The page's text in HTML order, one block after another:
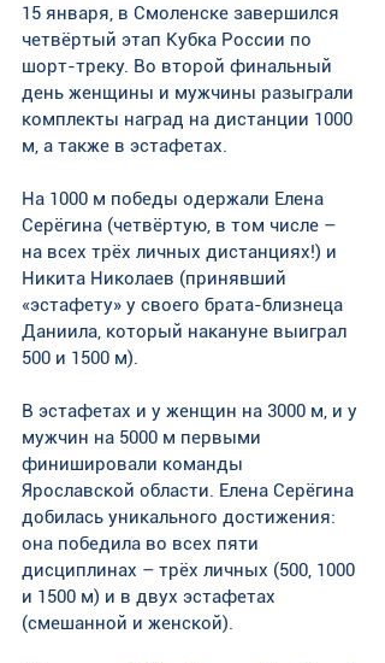
15 января, в Смоленске завершился
четвёртый этап Кубка России по
шорт-треку. Во второй финальный
день женщины и мужчины разыграли
комплекты наград на дистанции 1000
м, а также в эстафетах.
На 1000 м победы одержали Елена
Серёгина (четвёртую, в том числе –
на всех трёх личных дистанциях!) и
Никита Николаев (принявший
«эстафету» у своего брата-близнеца
Даниила, который накануне выиграл
500 и 1500 м).
В эстафетах и у женщин на 3000 м, и у
мужчин на 5000 м первыми
финишировали команды
Ярославской области. Елена Серёгина
добилась уникального достижения:
она победила во всех пяти
дисциплинах – трёх личных (500, 1000
и 1500 м) и в двух эстафетах
(смешанной и женской).